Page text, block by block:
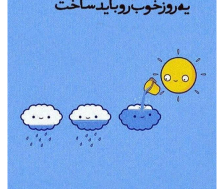
19 عکس از مادر شهید پلارک که دل هر بیننده ای را می‌برد